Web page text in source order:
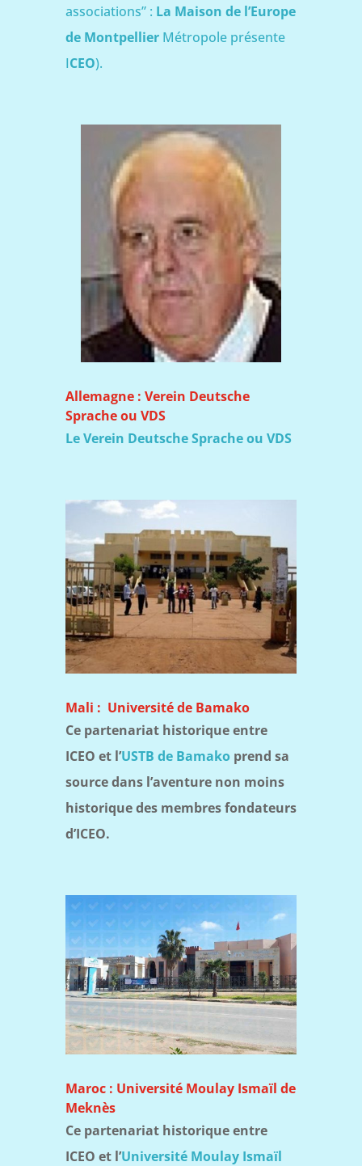
associations” : La Maison de l’Europe
de MontpellierMétropole présente
ICEO).
Allemagne : Verein Deutsche
Sprache ou VDS
Le Verein Deutsche Sprache ou VDS
Mali : Université de Bamako
Ce partenariat historique entre
ICEO et l’USTB de Bamakoprend sa
source dans l’aventure non moins
historique des membres fondateurs
d’ICEO.
Maroc : Université Moulay Ismaïl de
Meknès
Ce partenariat historique entre
ICEO et l’Université Moulay Ismaïl